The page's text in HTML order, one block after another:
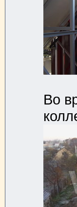
Во